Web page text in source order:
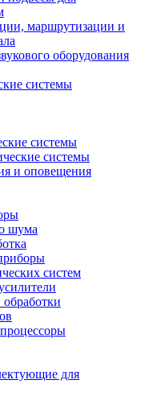
маршрутизации и
оборудования
системы
системы
системы
и оповещения
шума
систем
для